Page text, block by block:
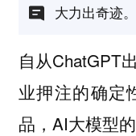
大力出奇迹。
自从ChatGPT
业押注的确定
品，AI大模型